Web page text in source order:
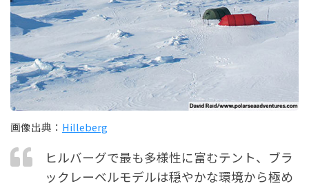
画像出典： Hilleberg
ヒルバーグで最も多様性に富むテント、ブラ
ックレーベルモデルは穏やかな環境から極め